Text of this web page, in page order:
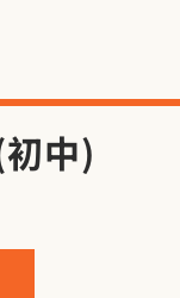
中）